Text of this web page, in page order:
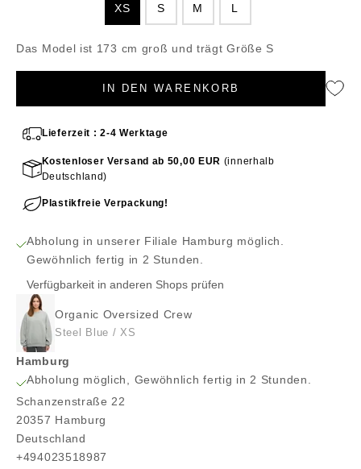
XS S M L
Das Model ist 173 cm groß und trägt Größe S
IN DEN WARENKORB
Lieferzeit : 2-4 Werktage
Kostenloser Versand ab 50,00 EUR (innerhalb
Deutschland)
Plastikfreie Verpackung!
Abholung in unserer Filiale Hamburg möglich.
Gewöhnlich fertig in 2 Stunden.
Verfügbarkeit in anderen Shops prüfen
Organic Oversized Crew
Steel Blue / XS
Hamburg
Abholung möglich, Gewöhnlich fertig in 2 Stunden.
Schanzenstraße 22
20357 Hamburg
Deutschland
+494023518987